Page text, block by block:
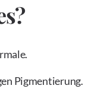
Pigmentierung.